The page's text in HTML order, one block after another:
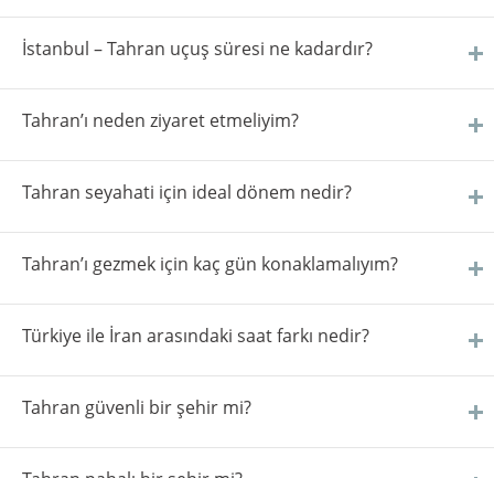
İstanbul – Tahran uçuş süresi ne kadardır?
Tahran’ı neden ziyaret etmeliyim?
Tahran seyahati için ideal dönem nedir?
Tahran’ı gezmek için kaç gün konaklamalıyım?
Türkiye ile İran arasındaki saat farkı nedir?
Tahran güvenli bir şehir mi?